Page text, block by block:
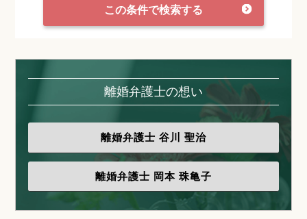
この条件で検索する
離婚弁護士の想い
離婚弁護士 谷川 聖治
離婚弁護士 岡本 珠亀子